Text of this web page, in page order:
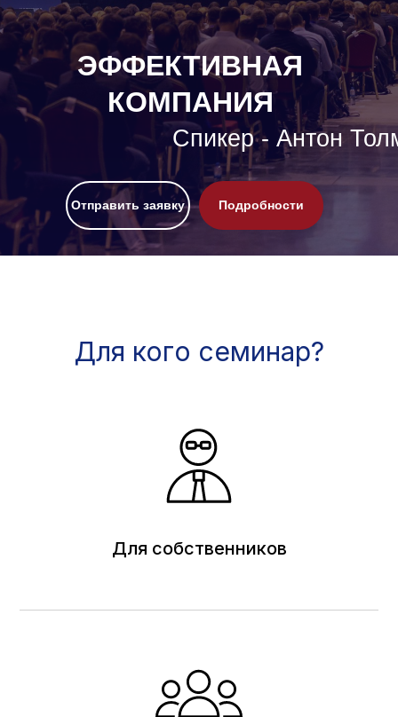
ЭФФЕКТИВНАЯ
КОМПАНИЯ
Спикер - Антон
Подробности
Отправить заявку
Для кого семинар?
Для собственников